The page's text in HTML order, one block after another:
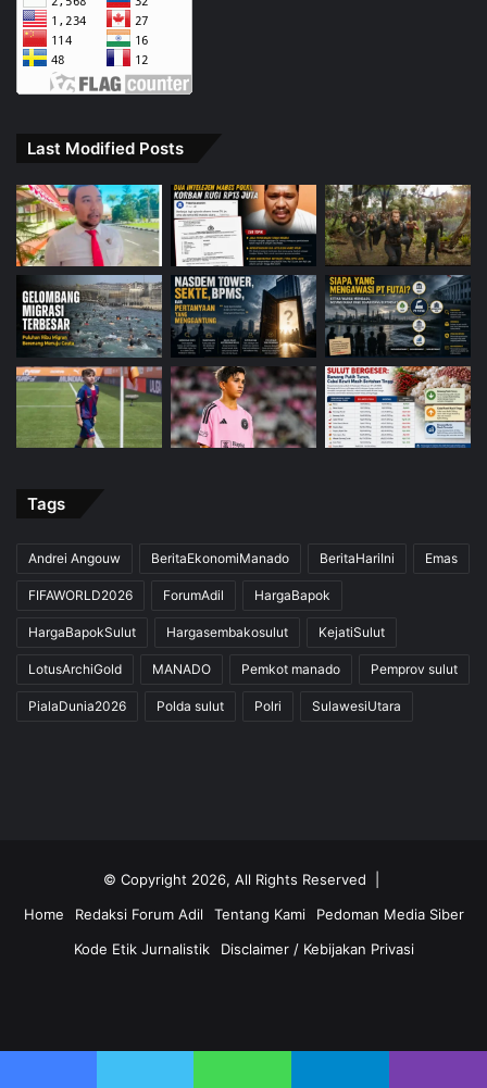
Last Modified Posts
Tags
Andrei Angouw BeritaEkonomiManado BeritaHariIni Emas
FIFAWORLD2026 ForumAdil HargaBapok
HargaBapokSulut Hargasembakosulut KejatiSulut
LotusArchiGold MANADO Pemkot manado Pemprov sulut
PialaDunia2026 Polda sulut Polri SulawesiUtara
© Copyright 2026, All Rights Reserved |
Home
Redaksi Forum Adil Tentang Kami
Pedoman Media Siber
Kode Etik Jurnalistik
Disclaimer / Kebijakan Privasi